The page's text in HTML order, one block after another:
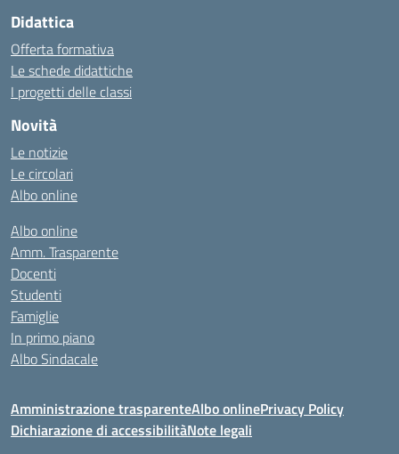
Didattica
Offerta formativa
Le schede didattiche
I progetti delle classi
Novità
Le notizie
Le circolari
Albo online
Albo online
Amm. Trasparente
Docenti
Studenti
Famiglie
In primo piano
Albo Sindacale
Amministrazione trasparenteAlbo onlinePrivacy Policy
Dichiarazione di accessibilitàNote legali